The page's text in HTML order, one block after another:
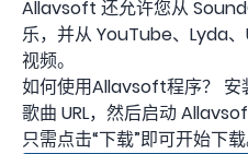
Allavsoft 还允许您从
乐，并从 YouTube、Lyda
视频。
如何使用Allavsoft程序？
歌曲 URL，然后启动
只需点击“下载”即可开始下载